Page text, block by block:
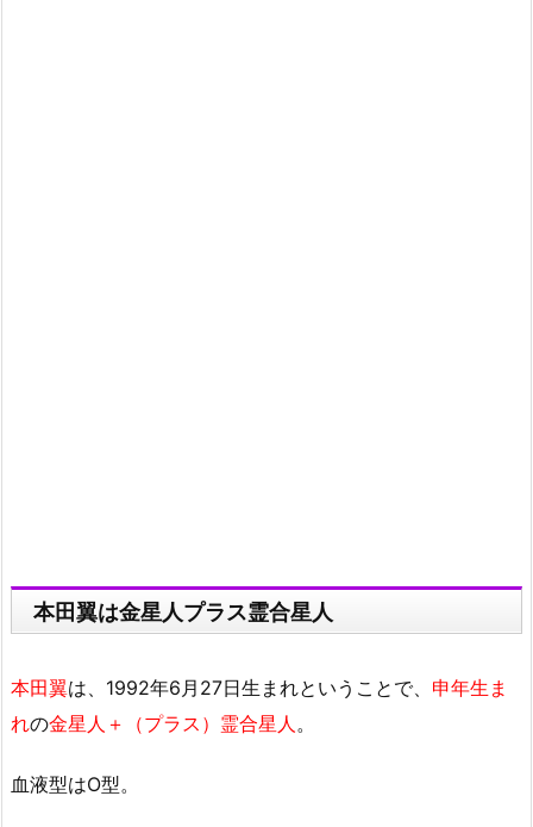
本田翼は金星人プラス霊合星人
本田翼は、1992年6月27日生まれということで、 申年生ま
れの金星人＋（プラス）霊合星人。
血液型はO型。